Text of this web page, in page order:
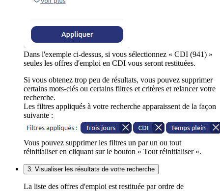
Dans l'exemple ci-dessus, si vous sélectionnez « CDI (941) »
seules les offres d'emploi en CDI vous seront restituées.
Si vous obtenez trop peu de résultats, vous pouvez supprimer
certains mots-clés ou certains filtres et critères et relancer votre
recherche.
Les filtres appliqués à votre recherche apparaissent de la façon
suivante :
Vous pouvez supprimer les filtres un par un ou tout
réinitialiser en cliquant sur le bouton « Tout réinitialiser ».
3. Visualiser les résultats de votre recherche
La liste des offres d'emploi est restituée par ordre de